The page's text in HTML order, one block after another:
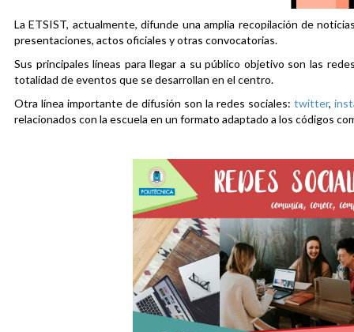
La ETSIST, actualmente, difunde una amplia recopilación de
presentaciones, actos oficiales y otras convocatorias.
Sus principales líneas para llegar a su público objetivo son las
totalidad de eventos que se desarrollan en el centro.
Otra línea importante de difusión son la redes sociales: twitter,
relacionados con la escuela en un formato adaptado a los códigos